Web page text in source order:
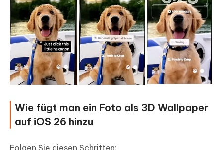
Wie fügt man ein Foto als 3D Wallpaper
auf iOS 26 hinzu
Folgen Sie diesen Schritten: